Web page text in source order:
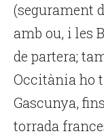
(segurament
amb ou, i les
de partera;
Occitània ho
Gascunya,
torrada